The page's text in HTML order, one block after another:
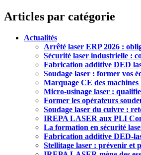
Articles par catégorie
Actualités
Arrêté laser ERP 2026 :
Sécurité laser industrielle :
Fabrication additive DED
Soudage laser : former vos
Marquage CE des
Micro-usinage laser :
Former les opérateurs
Soudage laser du cuivre :
IREPA LASER aux PLI
La formation en sécurité
Fabrication additive DED-
Stellitage laser : prévenir et